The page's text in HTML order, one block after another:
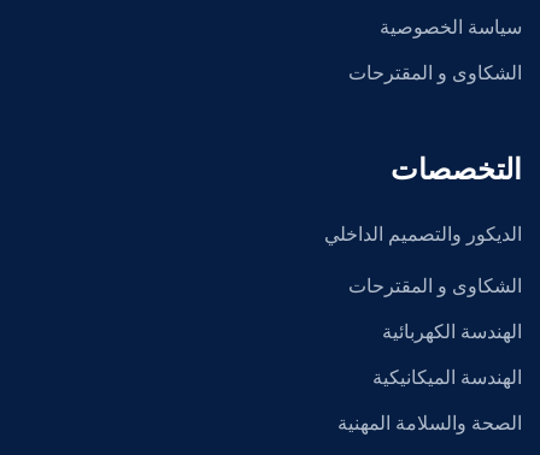
سياسة الخصوصية
الشكاوى و المقترحات
التخصصات
الديكور والتصميم الداخلي
الشكاوى و المقترحات
الهندسة الكهربائية
الهندسة الميكانيكية
الصحة والسلامة المهنية